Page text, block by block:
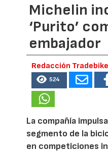
Michelin
‘Purito’
embajador
Redacción Tradebike
524
La compañía
segmento de la
en competiciones